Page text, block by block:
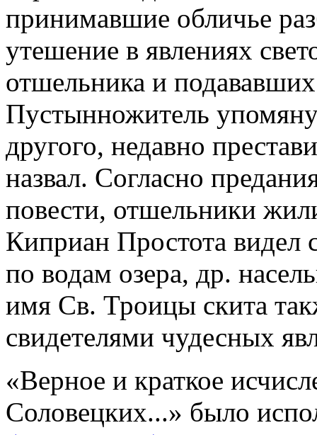
принимавшие обличье
утешение в явлениях
отшельника и
Пустынножитель
другого, недавно
назвал. Согласно
повести, отшельники
Киприан Простота видел
по водам озера, др.
имя Св. Троицы скита
свидетелями чудесных
«Верное и краткое
Соловецких...» было